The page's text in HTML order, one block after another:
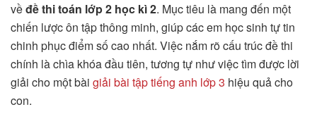
vềđề thi toán lớp 2 học kì 2. Mục tiêu là mang đến một
chiến lược ôn tập thông minh, giúp các em học sinh tự tin
chinh phục điểm số cao nhất. Việc nắm rõ cấu trúc đề thi
chính là chìa khóa đầu tiên, tương tự như việc tìm được lời
giải cho một bài giải bài tập tiếng anh lớp 3 hiệu quả cho
con.